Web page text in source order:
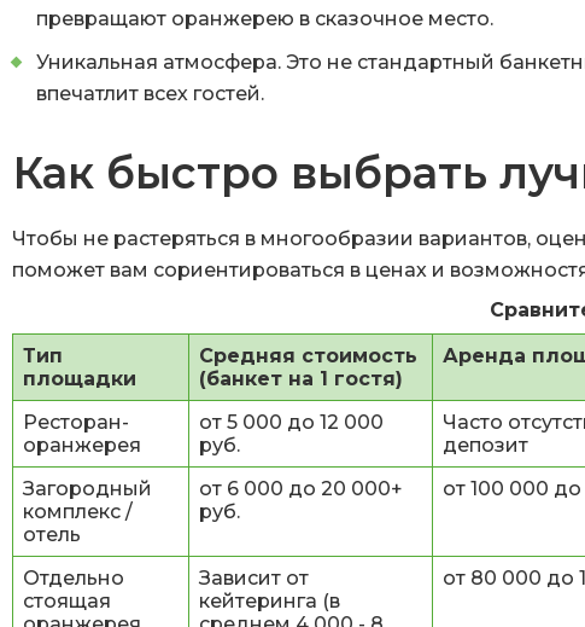
превращают оранжерею в сказочное место.
Уникальная атмосфера. Это не стандартный
впечатлит всех гостей.
Как быстро выбрать
Чтобы не растеряться в многообразии вариантов,
поможет вам сориентироваться в ценах и
Тип
площадки
Средняя стоимость
(банкет на 1 гостя)
Аренда
Ресторан-
оранжерея
от 5 000 до 12 000
руб.
Часто
депозит
Загородный
комплекс /
отель
от 6 000 до 20 000+
руб.
от 100 000
Отдельно
стоящая
Зависит от
кейтеринга (в
от 80 000 до